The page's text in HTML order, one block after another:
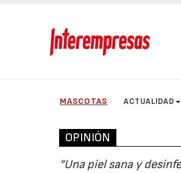
MASCOTAS ACTUALIDAD
OPINIÓN
“Una piel sana y